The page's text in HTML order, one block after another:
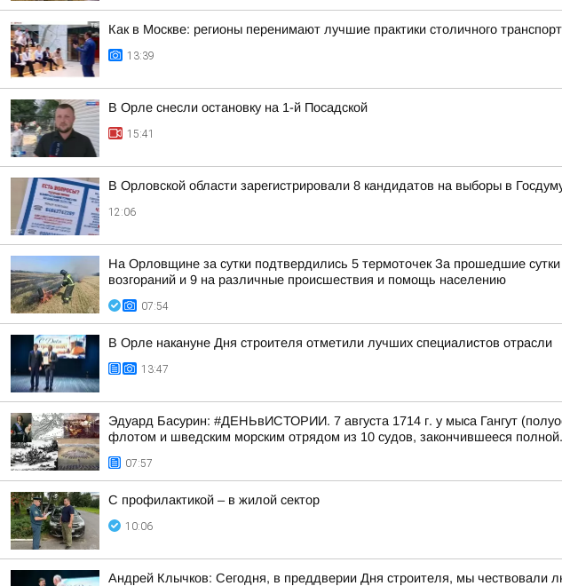
Как в Москве: регионы перенимают лучшие практики столичного
13:39
В Орле снесли остановку на 1-й Посадской
15:41
В Орловской области зарегистрировали 8 кандидатов на выборы в
12:06
На Орловщине за сутки подтвердились 5 термоточек За прошедшие
возгораний и 9 на различные происшествия и помощь населению
07:54
В Орле накануне Дня строителя отметили лучших специалистов отрасли
13:47
Эдуард Басурин: #ДЕНЬвИСТОРИИ. 7 августа 1714 г. у мыса Гангут
флотом и шведским морским отрядом из 10 судов, закончившееся
07:57
С профилактикой – в жилой сектор
10:06
Андрей Клычков: Сегодня, в преддверии Дня строителя, мы чествовали